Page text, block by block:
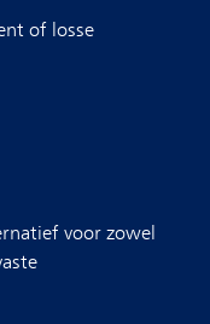
of losse
voor zowel